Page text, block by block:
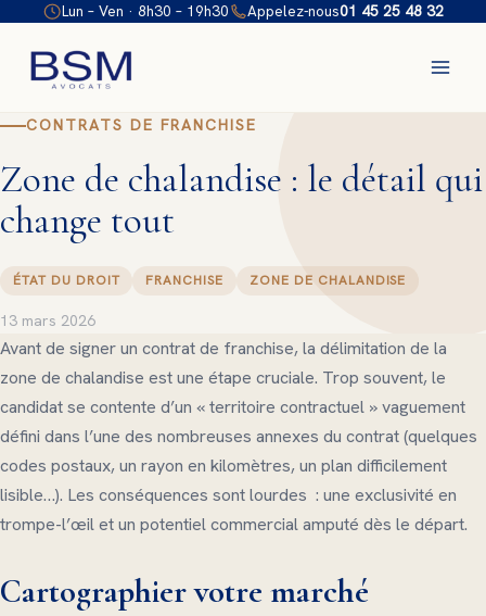
contenu
Lun – Ven · 8h30 – 19h30 Appelez-nous01 45 25 48 32
CONTRATS DE FRANCHISE
Zone de chalandise : le détail qui
change tout
ÉTAT DU DROIT FRANCHISE ZONE DE CHALANDISE
13 mars 2026
Avant de signer un contrat de franchise, la délimitation de la
zone de chalandise est une étape cruciale. Trop souvent, le
candidat se contente d’un « territoire contractuel » vaguement
défini dans l’une des nombreuses annexes du contrat (quelques
codes postaux, un rayon en kilomètres, un plan difficilement
lisible…). Les conséquences sont lourdes : une exclusivité en
trompe-l’œil et un potentiel commercial amputé dès le départ.
Cartographier votre marché